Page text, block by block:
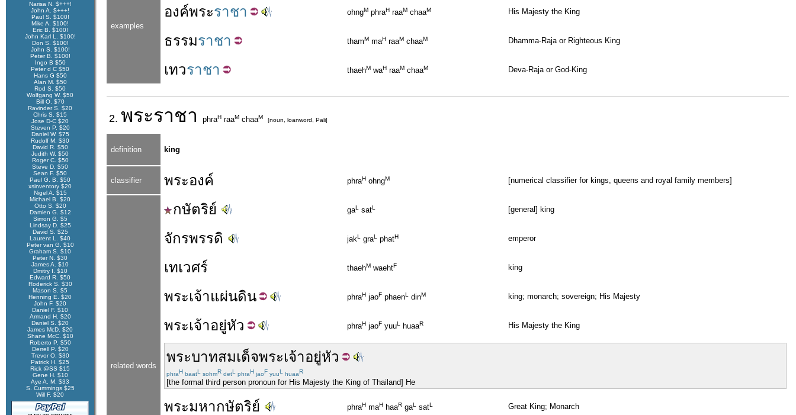
Narisa N. $+++!
John A. $+++!
Paul S. $100!
Mike A. $100!
Eric B. $100!
John Karl L. $100!
Don S. $100!
John S. $100!
Peter B. $100!
Ingo B $50
Peter d C $50
Hans G $50
Alan M. $50
Rod S. $50
Wolfgang W. $50
Bill O. $70
Ravinder S. $20
Chris S. $15
Jose D-C $20
Steven P. $20
Daniel W. $75
Rudolf M. $30
David R. $50
Judith W. $50
Roger C. $50
Steve D. $50
Sean F. $50
Paul G. B. $50
xsinventory $20
Nigel A. $15
Michael B. $20
Otto S. $20
Damien G. $12
Simon G. $5
Lindsay D. $25
David S. $25
Laurent L. $40
Peter van G. $10
Graham S. $10
Peter N. $30
James A. $10
Dmitry I. $10
Edward R. $50
Roderick S. $30
Mason S. $5
Henning E. $20
John F. $20
Daniel F. $10
Armand H. $20
Daniel S. $20
James McD. $20
Shane McC. $10
Roberto P. $50
Derrell P. $20
Trevor O. $30
Patrick H. $25
Rick @SS $15
Gene H. $10
Aye A. M. $33
S. Cummings $25
Will F. $20
examples
องค์พระราชา ohngM phraH raaM chaaM His Majesty the King
ธรรมราชา thamM maH raaM chaaM Dhamma-Raja or Righteous King
เทวราชา thaehM waH raaM chaaM Deva-Raja or God-King
2. พระราชา phraH raaM chaaM [noun, loanword, Pali]
definition king
classifier พระองค์ phraH ohngM [numerical classifier for kings, queens and royal family members]
related words
กษัตริย์ gaL satL [general] king
จักรพรรดิ jakL graL phatH emperor
เทเวศร์ thaehM waehtF king
พระเจ้าแผ่นดิน phraH jaoF phaenL dinM king; monarch; sovereign; His Majesty
พระเจ้าอยู่หัว phraH jaoF yuuL huaaR His Majesty the King
พระบาทสมเด็จพระเจ้าอยู่หัว
phraH baatL sohmR detL phraH jaoF yuuL huaaR
[the formal third person pronoun for His Majesty the King of Thailand] He
พระมหากษัตริย์ phraH maH haaR gaL satL Great King; Monarch